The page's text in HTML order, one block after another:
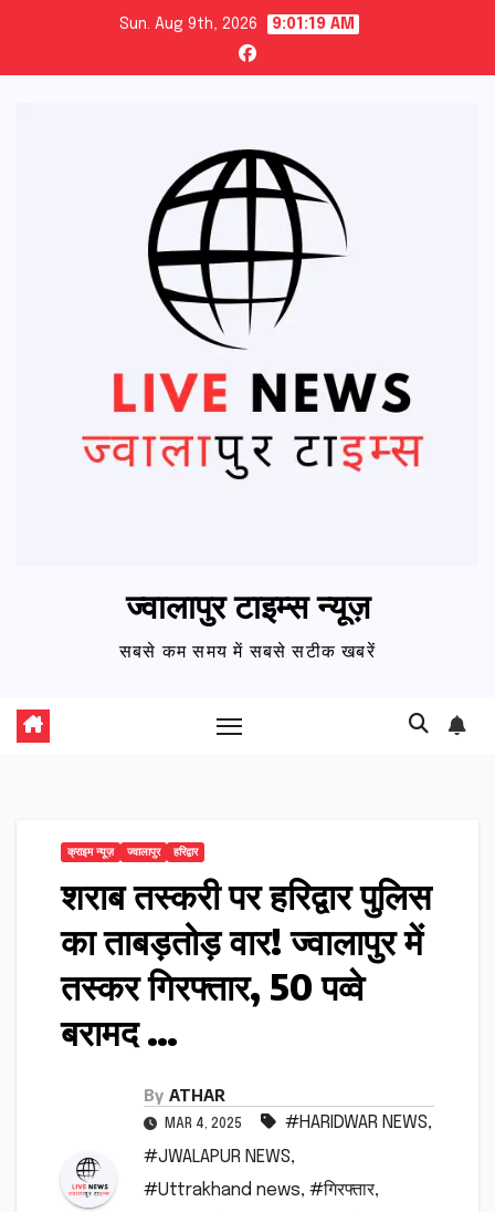
content
Sun. Aug 9th, 2026 9:01:20 AM
ज्वालापुर टाइम्स न्यूज़
सबसे कम समय में सबसे सटीक खबरें
क्राइम न्यूज़ ज्वालापुर हरिद्वार
शराब तस्करी पर हरिद्वार पुलिस
का ताबड़तोड़ वार! ज्वालापुर में
तस्कर गिरफ्तार, 50 पव्वे
बरामद …
By ATHAR
MAR 4, 2025 #HARIDWAR NEWS,
#JWALAPUR NEWS,
#Uttrakhand news, #गिरफ्तार,